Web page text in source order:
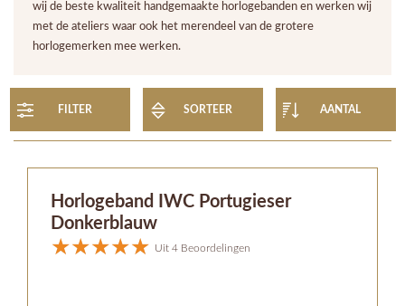
wij de beste kwaliteit handgemaakte horlogebanden en werken wij
met de ateliers waar ook het merendeel van de grotere
horlogemerken mee werken.
FILTER SORTEER AANTAL
Horlogeband IWC Portugieser
Donkerblauw
Uit 4 Beoordelingen